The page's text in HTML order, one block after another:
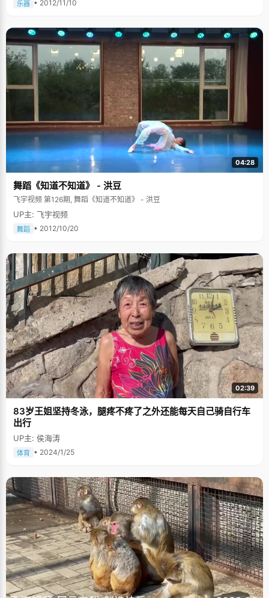
乐器 • 2012/11/10
04:28
舞蹈《知道不知道》 - 洪豆
飞宇视频 第126期, 舞蹈《知道不知道》 - 洪豆
UP主: 飞宇视频
舞蹈 • 2012/10/20
02:39
83岁王姐坚持冬泳，腿疼不疼了之外还能每天自己骑自行车
出行
UP主: 侯海涛
体育 • 2024/1/25